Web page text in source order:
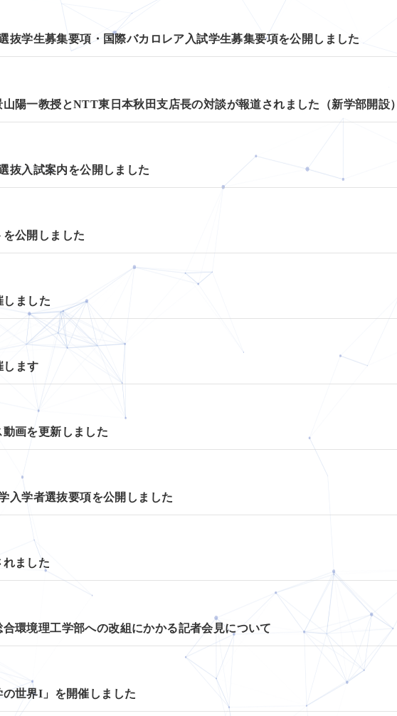
抜学生募集要項・国際バカロレア入試学生募集要項を公開しました
陽一教授とNTT東日本秋田支店長の対談が報道されました（新学部開設）
抜入試案内を公開しました
公開しました
しました
します
画を更新しました
入学者選抜要項を公開しました
ました
環境理工学部への改組にかかる記者会見について
世界I」を開催しました